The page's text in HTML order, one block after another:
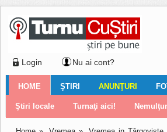
Login Nu ai cont?
HOME
Ştiri locale Turnaţi aici!
ŞTIRI
Ştiri locale Ştiri din ţară Financiar
ANUNŢURI
Imobiliare Auto Închirieri
Galerii Foto Galerii video
Comentariul zilei